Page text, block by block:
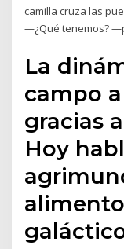
camilla cruza las
—¿Qué tenemos?
La
campo
gracias
Hoy